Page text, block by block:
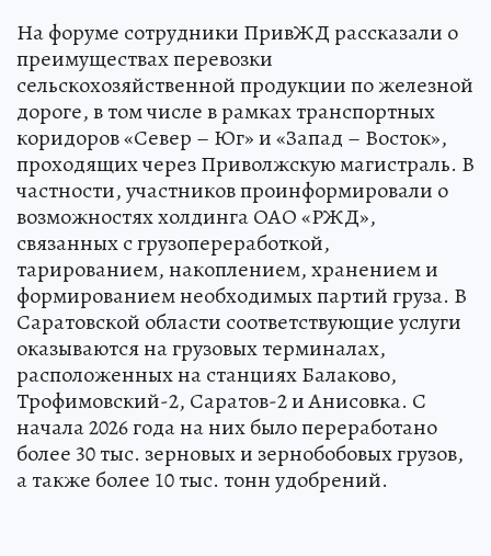
На форуме сотрудники ПривЖД рассказали о
преимуществах перевозки
сельскохозяйственной продукции по железной
дороге, в том числе в рамках транспортных
коридоров «Север – Юг» и «Запад – Восток»,
проходящих через Приволжскую магистраль. В
частности, участников проинформировали о
возможностях холдинга ОАО «РЖД»,
связанных с грузопереработкой,
тарированием, накоплением, хранением и
формированием необходимых партий груза. В
Саратовской области соответствующие услуги
оказываются на грузовых терминалах,
расположенных на станциях Балаково,
Трофимовский-2, Саратов-2 и Анисовка. С
начала 2026 года на них было переработано
более 30 тыс. зерновых и зернобобовых грузов,
а также более 10 тыс. тонн удобрений.